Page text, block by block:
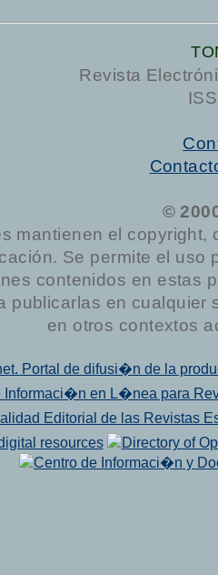
Revista
©
mantienen el
Se permite el uso
contenidos en estas
publicarlas en cualquier
en otros contextos